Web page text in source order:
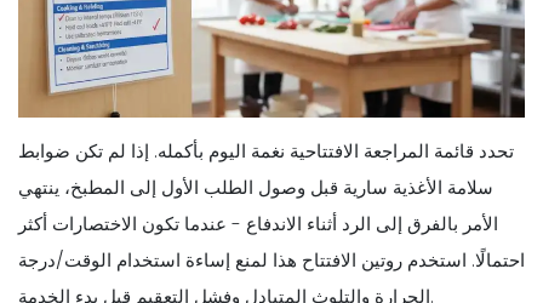
تحدد قائمة المراجعة الافتتاحية نغمة اليوم بأكمله. إذا لم تكن ضوابط
سلامة الأغذية سارية قبل وصول الطلب الأول إلى المطبخ، ينتهي
الأمر بالفرق إلى الرد أثناء الاندفاع - عندما تكون الاختصارات أكثر
احتمالًا. استخدم روتين الافتتاح هذا لمنع إساءة استخدام الوقت/درجة
الحرارة والتلوث المتبادل وفشل التعقيم قبل بدء الخدمة.